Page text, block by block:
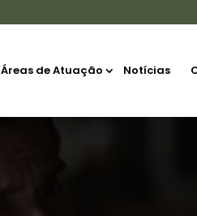
Áreas de Atuação Notícias